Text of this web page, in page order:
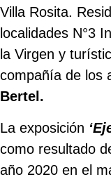
Villa Rosita.
localidades N°3
la Virgen y
compañía de los
Bertel.
La exposición
como resultado
año 2020 en el